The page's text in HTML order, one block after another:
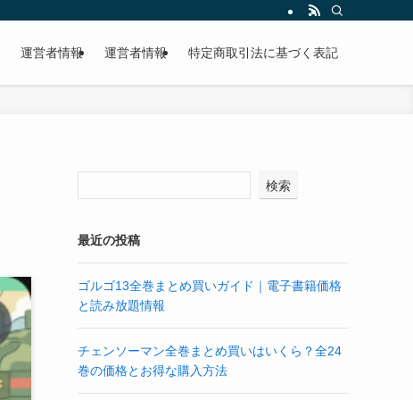
運営者情報 運営者情報 特定商取引法に基づく表記
検索
最近の投稿
ゴルゴ13全巻まとめ買いガイド｜電子書籍価格
と読み放題情報
チェンソーマン全巻まとめ買いはいくら？全24
巻の価格とお得な購入方法